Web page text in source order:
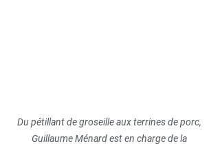
Du pétillant de groseille aux terrines de porc,
Guillaume Ménard est en charge de la